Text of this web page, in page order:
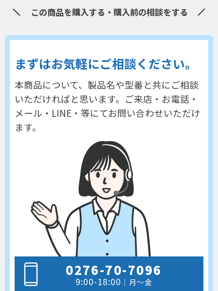
この商品を購入する・購入前の相談をする
まずはお気軽にご相談ください。
本商品について、製品名や型番と共にご相談
いただければと思います。 ご来店・お電話・
メール・LINE・等にてお問い合わせいただけ
ます。
0276-70-7096
9:00-18:00 ｜月～金